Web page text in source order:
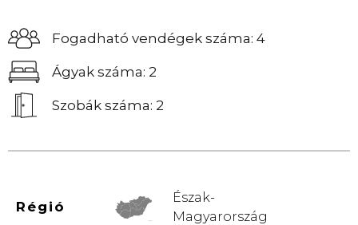
Fogadható vendégek száma: 4
Ágyak száma: 2
Szobák száma: 2
Régió
Észak-
Magyarország